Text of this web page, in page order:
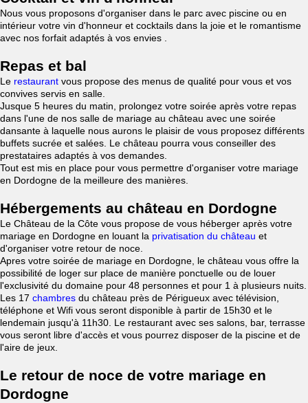
Nous vous proposons d'organiser dans le parc avec piscine ou en
intérieur votre vin d'honneur et cocktails dans la joie et le romantisme
avec nos forfait adaptés à vos envies .
Repas et bal
Le restaurant vous propose des menus de qualité pour vous et vos
convives servis en salle.
Jusque 5 heures du matin, prolongez votre soirée après votre repas
dans l'une de nos salle de mariage au château avec une soirée
dansante à laquelle nous aurons le plaisir de vous proposez différents
buffets sucrée et salées. Le château pourra vous conseiller des
prestataires adaptés à vos demandes.
Tout est mis en place pour vous permettre d'organiser votre mariage
en Dordogne de la meilleure des manières.
Hébergements au château en Dordogne
Le Château de la Côte vous propose de vous héberger après votre
mariage en Dordogne en louant la privatisation du château et
d'organiser votre retour de noce.
Apres votre soirée de mariage en Dordogne, le château vous offre la
possibilité de loger sur place de manière ponctuelle ou de louer
l'exclusivité du domaine pour 48 personnes et pour 1 à plusieurs nuits.
Les 17 chambres du château près de Périgueux avec télévision,
téléphone et Wifi vous seront disponible à partir de 15h30 et le
lendemain jusqu'à 11h30. Le restaurant avec ses salons, bar, terrasse
vous seront libre d'accès et vous pourrez disposer de la piscine et de
l'aire de jeux.
Le retour de noce de votre mariage en
Dordogne